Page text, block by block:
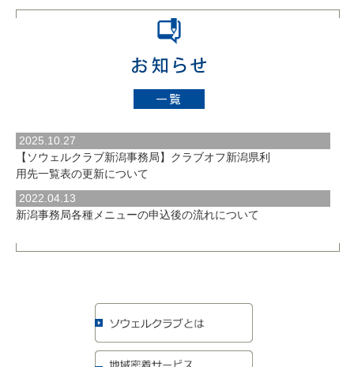
2025.10.27
【ソウェルクラブ新潟事務局】クラブオフ新潟県利
用先一覧表の更新について
2022.04.13
新潟事務局各種メニューの申込後の流れについて